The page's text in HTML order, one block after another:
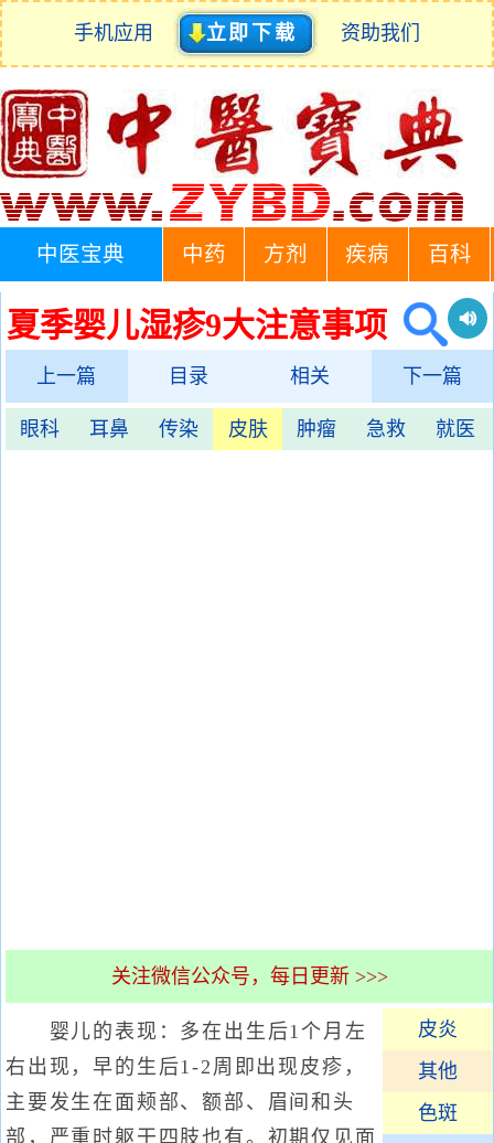
手机应用 立即下载 资助我们
中医宝典 中药 方剂 疾病 百科
夏季婴儿湿疹9大注意事项
上一篇 目录 相关 下一篇
眼科 耳鼻 传染 皮肤 肿瘤 急救 就医
关注微信公众号，每日更新 >>>
皮炎
其他
色斑
婴儿的表现：多在出生后1个月左
右出现，早的生后1-2周即出现皮疹，
主要发生在面颊部、额部、眉间和头
部，严重时躯干四肢也有。初期仅见面